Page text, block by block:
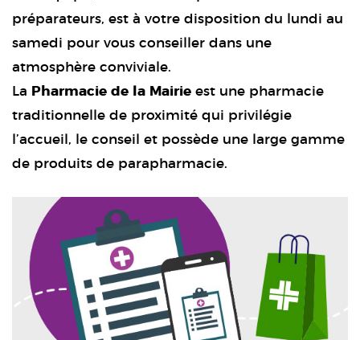
préparateurs, est à votre disposition du lundi au
samedi pour vous conseiller dans une
atmosphère conviviale.
La
Pharmacie de la Mairie est une pharmacie
traditionnelle de proximité qui privilégie
l’accueil, le conseil et possède une large gamme
de produits de parapharmacie.